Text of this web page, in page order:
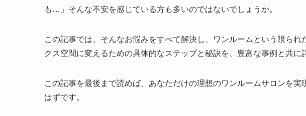
も…」そんな不安を感じている方も多いのではないでしょうか。
この記事では、そんなお悩みをすべて解決し、ワンルームという限ら
クス空間に変えるための具体的なステップと秘訣を、豊富な事例と共に
この記事を最後まで読めば、あなただけの理想のワンルームサロンを
はずです。